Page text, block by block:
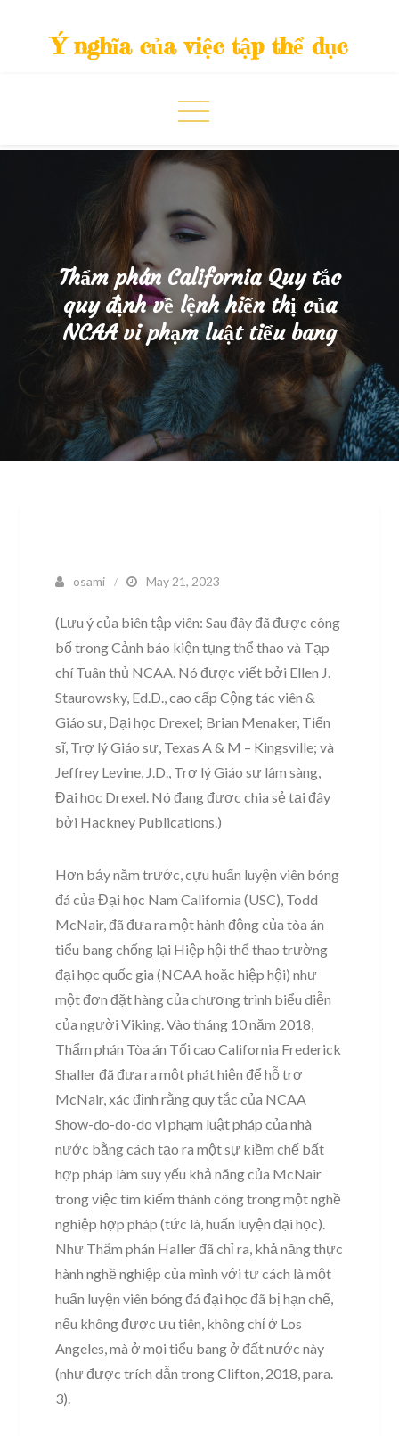
Ý nghĩa của việc tập thể dục
Thẩm phán California Quy tắc
quy định về lệnh hiển thị của
NCAA vi phạm luật tiểu bang
osami May 21, 2023
(Lưu ý của biên tập viên: Sau đây đã được công
bố trong Cảnh báo kiện tụng thể thao và Tạp
chí Tuân thủ NCAA. Nó được viết bởi Ellen J.
Staurowsky, Ed.D., cao cấp Cộng tác viên &
Giáo sư, Đại học Drexel; Brian Menaker, Tiến
sĩ, Trợ lý Giáo sư, Texas A & M – Kingsville; và
Jeffrey Levine, J.D., Trợ lý Giáo sư lâm sàng,
Đại học Drexel. Nó đang được chia sẻ tại đây
bởi Hackney Publications.)
Hơn bảy năm trước, cựu huấn luyện viên bóng
đá của Đại học Nam California (USC), Todd
McNair, đã đưa ra một hành động của tòa án
tiểu bang chống lại Hiệp hội thể thao trường
đại học quốc gia (NCAA hoặc hiệp hội) như
một đơn đặt hàng của chương trình biểu diễn
của người Viking. Vào tháng 10 năm 2018,
Thẩm phán Tòa án Tối cao California Frederick
Shaller đã đưa ra một phát hiện để hỗ trợ
McNair, xác định rằng quy tắc của NCAA
Show-do-do-do vi phạm luật pháp của nhà
nước bằng cách tạo ra một sự kiềm chế bất
hợp pháp làm suy yếu khả năng của McNair
trong việc tìm kiếm thành công trong một nghề
nghiệp hợp pháp (tức là, huấn luyện đại học).
Như Thẩm phán Haller đã chỉ ra, khả năng thực
hành nghề nghiệp của mình với tư cách là một
huấn luyện viên bóng đá đại học đã bị hạn chế,
nếu không được ưu tiên, không chỉ ở Los
Angeles, mà ở mọi tiểu bang ở đất nước này
(như được trích dẫn trong Clifton, 2018, para.
3).